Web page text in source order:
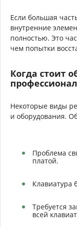
Если большая
внутренние
полностью. Это
чем попытки
Когда стоит
Некоторые виды
и оборудования.
Проблема
платой.
Клавиатура
Требуется
всей